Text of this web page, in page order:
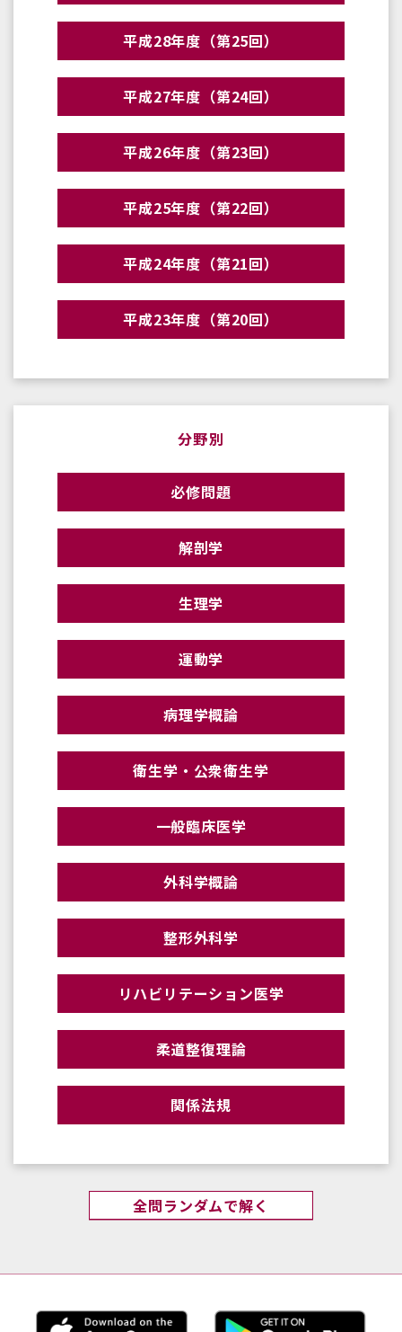
平成28年度（第25回）
平成27年度（第24回）
平成26年度（第23回）
平成25年度（第22回）
平成24年度（第21回）
平成23年度（第20回）
分野別
必修問題
解剖学
生理学
運動学
病理学概論
衛生学・公衆衛生学
一般臨床医学
外科学概論
整形外科学
リハビリテーション医学
柔道整復理論
関係法規
全問ランダムで解く